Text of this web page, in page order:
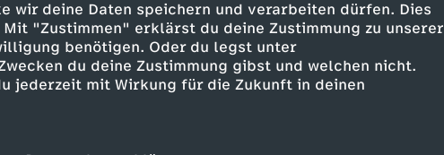
wir deine Daten speichern und verarbeiten dürfen. Dies
"Zustimmen" erklärst du deine Zustimmung zu unserer
benötigen. Oder du legst unter
du deine Zustimmung gibst und welchen nicht.
jederzeit mit Wirkung für die Zukunft in deinen
Untertitel Walulis Daily